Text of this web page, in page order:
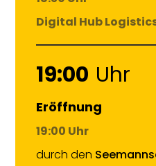
Digital Hub
19:00 Uhr
Eröffnung
19:00 Uhr
durch den